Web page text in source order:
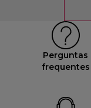
Perguntas
frequentes